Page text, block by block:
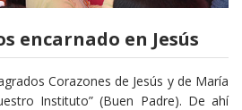
encarnado en Jesús
Corazones de Jesús y de María
Instituto” (Buen Padre). De ahí